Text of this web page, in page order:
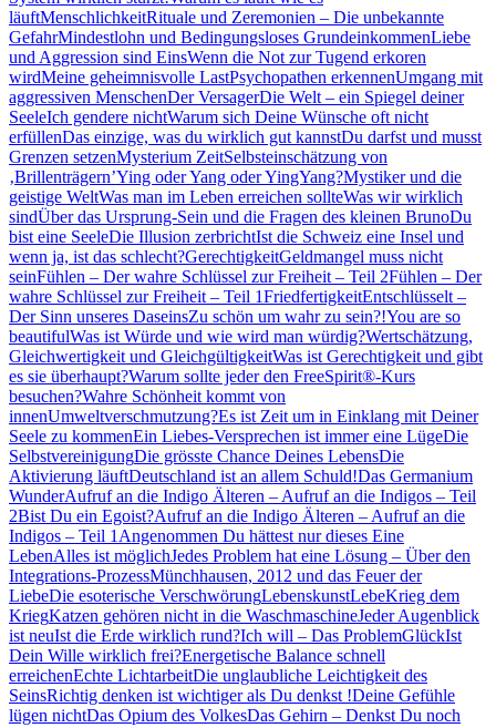
läuftMenschlichkeitRituale und Zeremonien – Die unbekannte
GefahrMindestlohn und Bedingungsloses GrundeinkommenLiebe
und Aggression sind EinsWenn die Not zur Tugend erkoren
wirdMeine geheimnisvolle LastPsychopathen erkennenUmgang mit
aggressiven MenschenDer VersagerDie Welt – ein Spiegel deiner
SeeleIch gendere nichtWarum sich Deine Wünsche oft nicht
erfüllenDas einzige, was du wirklich gut kannstDu darfst und musst
Grenzen setzenMysterium ZeitSelbsteinschätzung von
‚Brillenträgern’Ying oder Yang oder YingYang?Mystiker und die
geistige WeltWas man im Leben erreichen sollteWas wir wirklich
sindÜber das Ursprung-Sein und die Fragen des kleinen BrunoDu
bist eine SeeleDie Illusion zerbrichtIst die Schweiz eine Insel und
wenn ja, ist das schlecht?GerechtigkeitGeldmangel muss nicht
seinFühlen – Der wahre Schlüssel zur Freiheit – Teil 2Fühlen – Der
wahre Schlüssel zur Freiheit – Teil 1FriedfertigkeitEntschlüsselt –
Der Sinn unseres DaseinsZu schön um wahr zu sein?!You are so
beautifulWas ist Würde und wie wird man würdig?Wertschätzung,
Gleichwertigkeit und GleichgültigkeitWas ist Gerechtigkeit und gibt
es sie überhaupt?Warum sollte jeder den FreeSpirit®-Kurs
besuchen?Wahre Schönheit kommt von
innenUmweltverschmutzung?Es ist Zeit um in Einklang mit Deiner
Seele zu kommenEin Liebes-Versprechen ist immer eine LügeDie
SelbstvereinigungDie grösste Chance Deines LebensDie
Aktivierung läuftDeutschland ist an allem Schuld!Das Germanium
WunderAufruf an die Indigo Älteren – Aufruf an die Indigos – Teil
2Bist Du ein Egoist?Aufruf an die Indigo Älteren – Aufruf an die
Indigos – Teil 1 Angenommen Du hättest nur dieses Eine
LebenAlles ist möglichJedes Problem hat eine Lösung – Über den
Integrations-ProzessMünchhausen, 2012 und das Feuer der
LiebeDie esoterische VerschwörungLebenskunstLebeKrieg dem
KriegKatzen gehören nicht in die WaschmaschineJeder Augenblick
ist neuIst die Erde wirklich rund?Ich will – Das ProblemGlückIst
Dein Wille wirklich frei?Energetische Balance schnell
erreichenEchte LichtarbeitDie unglaubliche Leichtigkeit des
SeinsRichtig denken ist wichtiger als Du denkst !Deine Gefühle
lügen nichtDas Opium des VolkesDas Gehirn – Denkst Du noch